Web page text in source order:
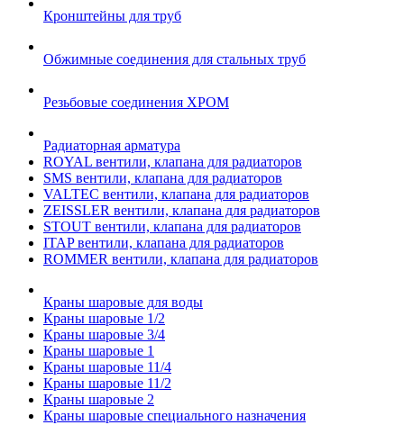
Кронштейны для труб
Обжимные соединения для стальных труб
Резьбовые соединения ХРОМ
Радиаторная арматура
ROYAL вентили, клапана для радиаторов
SMS вентили, клапана для радиаторов
VALTEC вентили, клапана для радиаторов
ZEISSLER вентили, клапана для радиаторов
STOUT вентили, клапана для радиаторов
ITAP вентили, клапана для радиаторов
ROMMER вентили, клапана для радиаторов
Краны шаровые для воды
Краны шаровые 1/2
Краны шаровые 3/4
Краны шаровые 1
Краны шаровые 11/4
Краны шаровые 11/2
Краны шаровые 2
Краны шаровые специального назначения